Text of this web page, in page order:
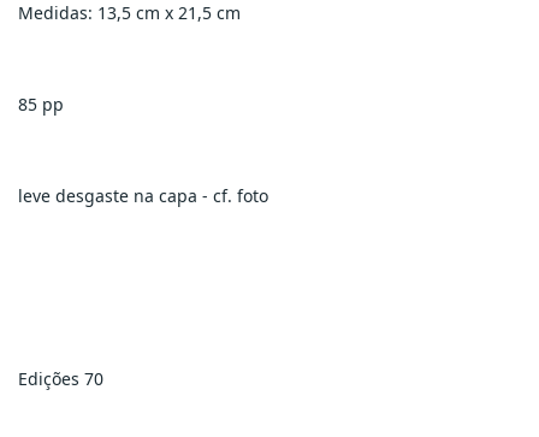
Medidas: 13,5 cm x 21,5 cm
85 pp
leve desgaste na capa - cf. foto
Edições 70